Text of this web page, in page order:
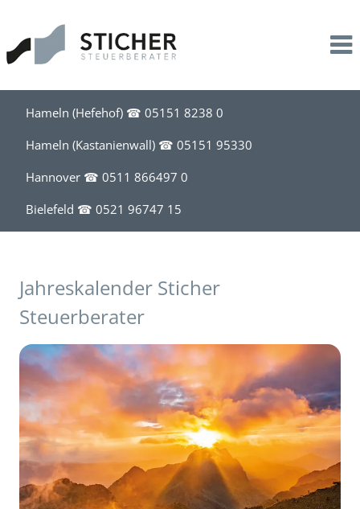
Hameln (Hefehof) ☎ 05151 8238 0
Hameln (Kastanienwall) ☎ 05151 95330
Hannover ☎ 0511 866497 0
Bielefeld ☎ 0521 96747 15
Jahreskalender Sticher
Steuerberater
Steuerberatung
Lohnbuchhaltung
Existenzgründung
Akademische Heilberufe
Steuerberatung für Friseure
Steuerberatung für Handel, Handwerk, Bau
Steuerservice
Profil
Team